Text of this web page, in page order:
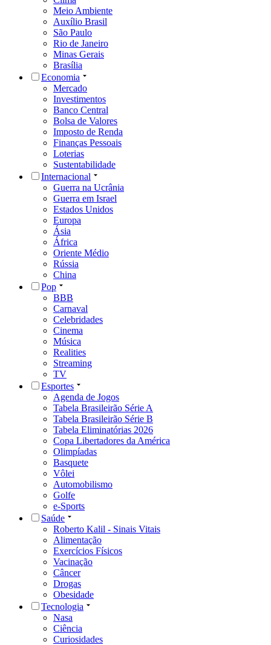
Meio Ambiente
Auxílio Brasil
São Paulo
Rio de Janeiro
Minas Gerais
Brasília
Economia
Mercado
Investimentos
Banco Central
Bolsa de Valores
Imposto de Renda
Finanças Pessoais
Loterias
Sustentabilidade
Internacional
Guerra na Ucrânia
Guerra em Israel
Estados Unidos
Europa
Ásia
África
Oriente Médio
Rússia
China
Pop
BBB
Carnaval
Celebridades
Cinema
Música
Realities
Streaming
TV
Esportes
Agenda de Jogos
Tabela Brasileirão Série A
Tabela Brasileirão Série B
Tabela Eliminatórias 2026
Copa Libertadores da América
Olimpíadas
Basquete
Vôlei
Automobilismo
Golfe
e-Sports
Saúde
Roberto Kalil - Sinais Vitais
Alimentação
Exercícios Físicos
Vacinação
Câncer
Drogas
Obesidade
Tecnologia
Nasa
Ciência
Curiosidades